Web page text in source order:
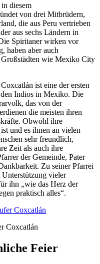
diesem
von drei Mitbrüdern,
die aus Peru vertrieben
aus sechs Ländern in
Spiritaner wirken vor
haben aber auch
Großstädten wie Mexiko City
ist eine der ersten
Indios in Mexiko. Die
das von der
die meisten ihren
Obwohl ihre
und es ihnen an vielen
sehr freundlich,
Zeit als auch ihre
der Gemeinde, Pater
Zu seiner Pfarrei
Unterstützung vieler
ihn „wie das Herz der
praktisch alles“.
Coxcatlán
Feier